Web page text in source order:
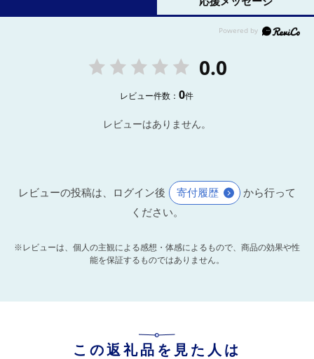
0.0
レビュー件数：0件
レビューはありません。
レビューの投稿は、ログイン後 寄付履歴
から行って
ください。
※レビューは、個人の主観による感想・体感によるもので、商品の効果や性
能を保証するものではありません。
この返礼品を見た人は